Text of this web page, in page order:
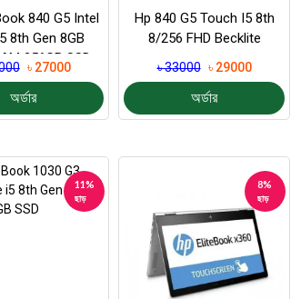
840 G5 Intel
8th Gen 8GB
256GB SSD
Display 14...
৳ 27000
অর্ডার
Hp 840 G5 Touch I5 8th
8/256 FHD Becklite
৳ 33000 ৳ 29000
অর্ডার
11%
ছাড়
8%
ছাড়